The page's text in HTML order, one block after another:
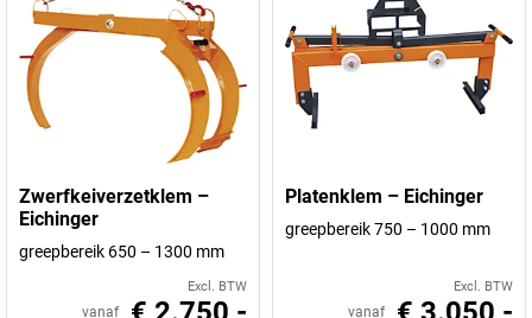
Zwerfkeiverzetklem –
Eichinger
greepbereik 650 – 1300 mm
Excl. BTW
vanaf
Platenklem – Eichinger
greepbereik 750 – 1000 mm
Excl. BTW
vanaf